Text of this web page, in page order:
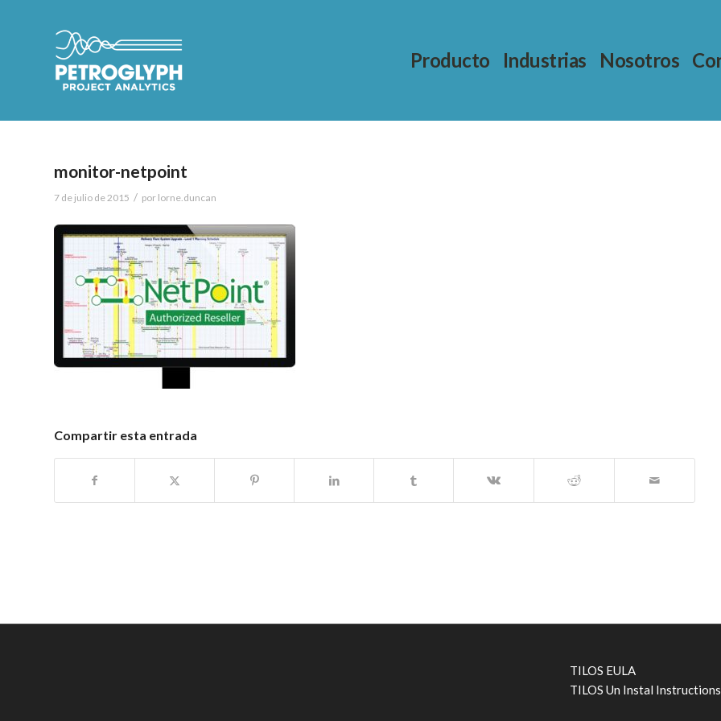
Producto Industrias Nosotros
monitor-netpoint
7 de julio de 2015 / por lorne.duncan
Compartir esta entrada
TILOS EULA
TILOS Un Instal Instructions